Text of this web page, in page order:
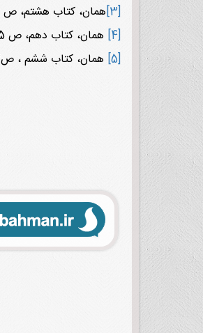
[3]همان، کتاب هشتم، ص 326، 15 اکتبر 1963 – 23 مهر 1342
[4] همان، کتاب دهم، ص 75، سند شماره 49: 8 فوریه 1979 - 19 بهمن 1357
[5] همان، کتاب ششم ، ص333 ، سند شماره 7: 15 شهریور 1358